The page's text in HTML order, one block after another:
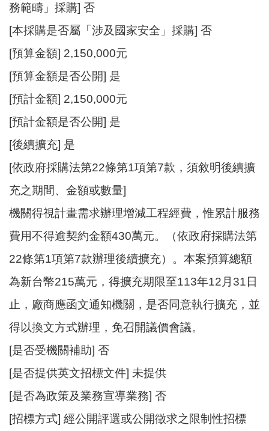
常
見
問
題
桃
園
市
政
府
E
g
i
s
h
私
權
策
政
府
網
站
資
料
務範疇」採購] 否
[本採購是否屬「涉及國家安全」採購] 否
[預算金額] 2,150,000元
[預算金額是否公開] 是
[預計金額] 2,150,000元
[預計金額是否公開] 是
[後續擴充] 是
[依政府採購法第22條第1項第7款，須敘明後續擴
充之期間、金額或數量]
機關得視計畫需求辦理增減工程經費，惟累計服務
費用不得逾契約金額430萬元。（依政府採購法第
22條第1項第7款辦理後續擴充）。本案預算總額
為新台幣215萬元，得擴充期限至113年12月31日
止，廠商應函文通知機關，是否同意執行擴充，並
得以換文方式辦理，免召開議價會議。
[是否受機關補助] 否
[是否提供英文招標文件] 未提供
[是否為政策及業務宣導業務] 否
[招標方式] 經公開評選或公開徵求之限制性招標